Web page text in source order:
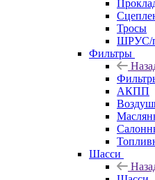
Тросы
ШРУС/
Фильтры
АКПП
Шасси